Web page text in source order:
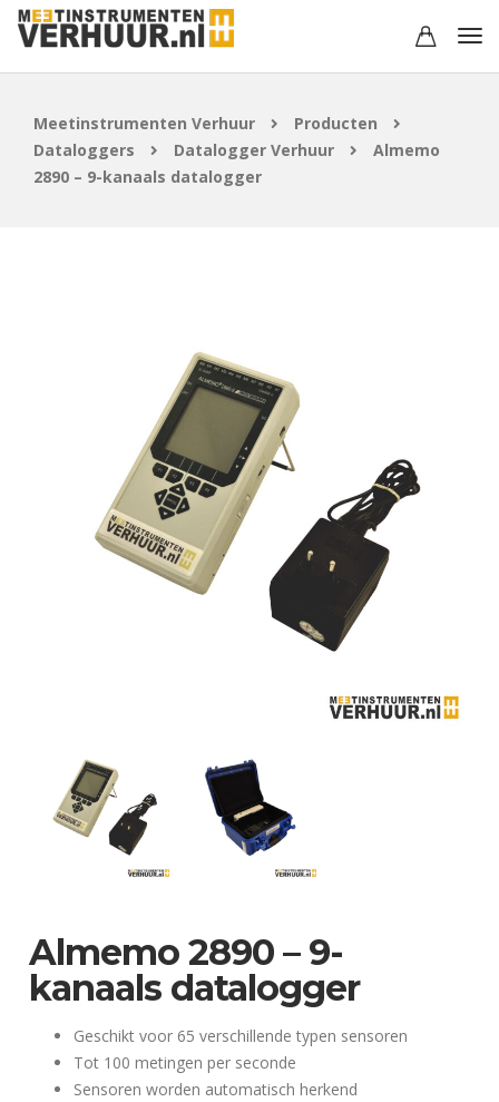
Meetinstrumenten Verhuur
Producten
Dataloggers
Datalogger Verhuur
Almemo
2890 – 9-kanaals datalogger
Almemo 2890 – 9-
kanaals datalogger
Geschikt voor 65 verschillende typen sensoren
Tot 100 metingen per seconde
Sensoren worden automatisch herkend